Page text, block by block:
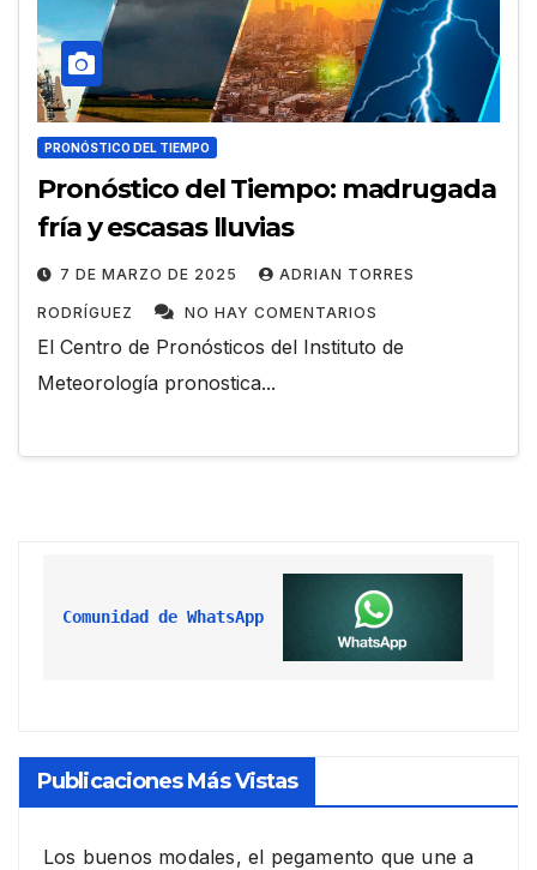
PRONÓSTICO DEL TIEMPO
Pronóstico del Tiempo: madrugada
fría y escasas lluvias
7 DE MARZO DE 2025 ADRIAN TORRES
RODRÍGUEZ NO HAY COMENTARIOS
El Centro de Pronósticos del Instituto de
Meteorología pronostica...
Comunidad de WhatsApp
Publicaciones Más Vistas
Los buenos modales, el pegamento que une a